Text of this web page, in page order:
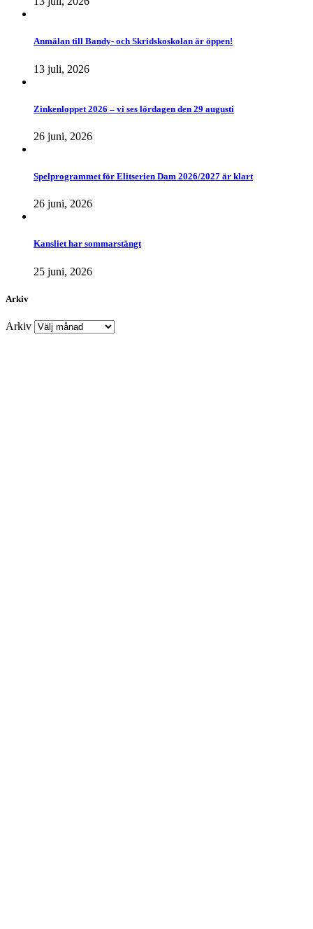
Anmälan till Bandy- och Skridskoskolan är öppen!
13 juli, 2026
Zinkenloppet 2026 – vi ses lördagen den 29 augusti
26 juni, 2026
Spelprogrammet för Elitserien Dam 2026/2027 är klart
26 juni, 2026
Kansliet har sommarstängt
25 juni, 2026
Arkiv
Arkiv